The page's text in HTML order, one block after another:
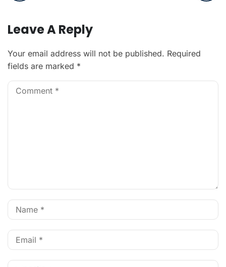
Leave A Reply
Your email address will not be published. Required
fields are marked *